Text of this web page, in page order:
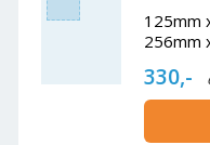
125mm
256mm
330,-